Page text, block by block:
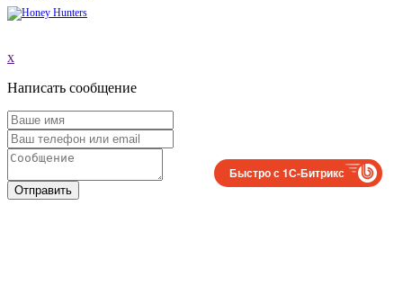
x
Написать сообщение
Отправить
Быстро с 1С-Битрикс